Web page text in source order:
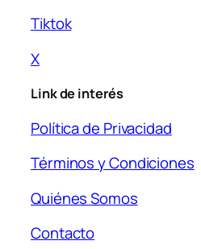
Tiktok
X
Link de interés
Política de Privacidad
Términos y Condiciones
Quiénes Somos
Contacto